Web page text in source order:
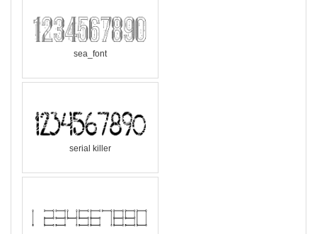
sea_font
serial killer